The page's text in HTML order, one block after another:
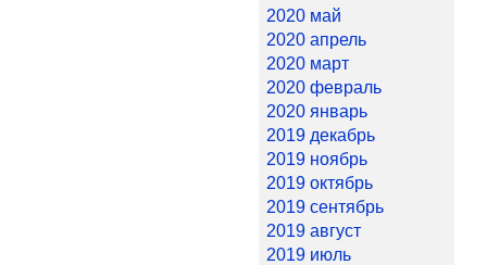
2020 май
2020 апрель
2020 март
2020 февраль
2020 январь
2019 декабрь
2019 ноябрь
2019 октябрь
2019 сентябрь
2019 август
2019 июль